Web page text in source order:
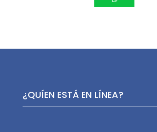
¿QUÍEN ESTÁ EN LÍNEA?